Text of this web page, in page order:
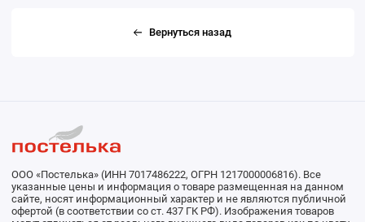
Вернуться назад
ООО «Постелька» (ИНН 7017486222, ОГРН 1217000006816). Все
указанные цены и информация о товаре размещенная на данном
сайте, носят информационный характер и не являются публичной
офертой (в соответствии со ст. 437 ГК РФ). Изображения товаров